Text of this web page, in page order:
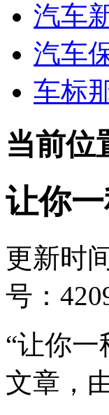
汽车
汽车
车标
当前位
让你
更新时
号：
“让你
文章，